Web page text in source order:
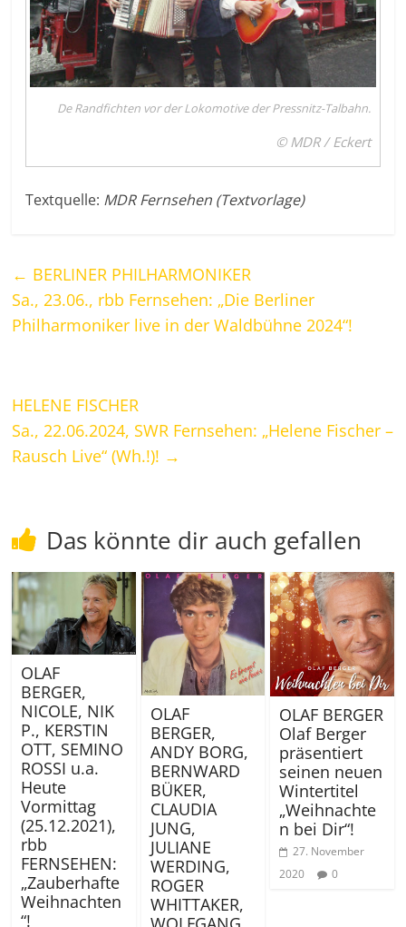
De Randfichten vor der Lokomotive der Pressnitz-Talbahn.
© MDR / Eckert
Textquelle: MDR Fernsehen (Textvorlage)
← BERLINER PHILHARMONIKER
Sa., 23.06., rbb Fernsehen: „Die Berliner
Philharmoniker live in der Waldbühne 2024“!
HELENE FISCHER
Sa., 22.06.2024, SWR Fernsehen: „Helene Fischer –
Rausch Live“ (Wh.!)! →
Das könnte dir auch gefallen
OLAF
BERGER,
NICOLE, NIK
P., KERSTIN
OTT, SEMINO
ROSSI u.a.
Heute
Vormittag
(25.12.2021),
rbb
FERNSEHEN:
„Zauberhafte
Weihnachten
“!
OLAF
BERGER,
ANDY BORG,
BERNWARD
BÜKER,
CLAUDIA
JUNG,
JULIANE
WERDING,
ROGER
WHITTAKER,
OLAF BERGER
Olaf Berger
präsentiert
seinen neuen
Wintertitel
„Weihnachte
n bei Dir“!
27. November
2020
0